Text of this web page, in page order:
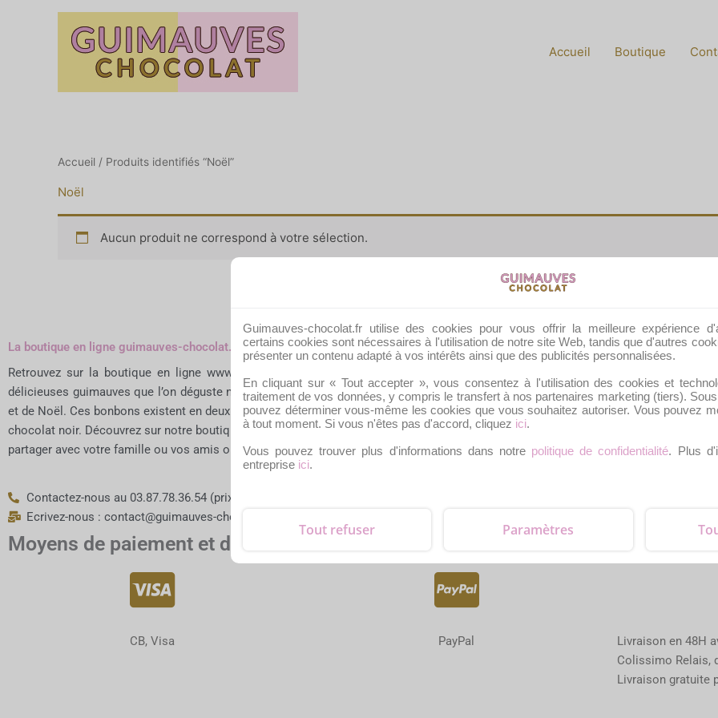
Accueil Boutique
Accueil / Produits identifiés “Noël”
Noël
Aucun produit ne correspond à votre sélection.
La boutique en ligne guimauves-chocolat.fr
Retrouvez sur la boutique en ligne www.guimauves-chocolat.fr toutes les
délicieuses guimauves que l’on déguste notamment à l’occasion de Pâques
et de Noël. Ces bonbons existent en deux couleurs : rose et jaune et sont au
chocolat noir. Découvrez sur notre boutique en ligne les différents coffrets à
partager avec votre famille ou vos amis ou à offrir.
Contactez-nous au 03.87.78.36.54 (prix d'un appel local)
Ecrivez-nous : contact@guimauves-chocolat.fr ou via notre formulaire
Moyens de paiement et de livraison
Liens rapides
MON COMPTE
CONTACT
Vos questions
POLITIQUE DE
COOKIES
CONDITIONS
CB, Visa PayPal
Livraison en 48H
Colissimo Relais,
Livraison gratuite
Guimauves-chocolat.fr utilise des cookies pour vous offrir la meilleure expérience
certains cookies sont nécessaires à l'utilisation de notre site Web, tandis que d'autres
présenter un contenu adapté à vos intérêts ainsi que des publicités personnalisées.
En cliquant sur « Tout accepter », vous consentez à l'utilisation des cookies et
traitement de vos données, y compris le transfert à nos partenaires marketing (tiers).
pouvez déterminer vous-même les cookies que vous souhaitez autoriser. Vous pouvez
à tout moment. Si vous n'êtes pas d'accord, cliquez ici.
Vous pouvez trouver plus d'informations dans notre politique de confidentialité. Plus
entreprise ici.
Tout refuser Paramètres